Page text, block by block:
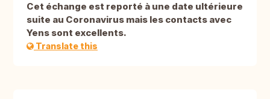
Cet échange est reporté à une date ultérieure
suite au Coronavirus mais les contacts avec
Yens sont excellents.
Translate this